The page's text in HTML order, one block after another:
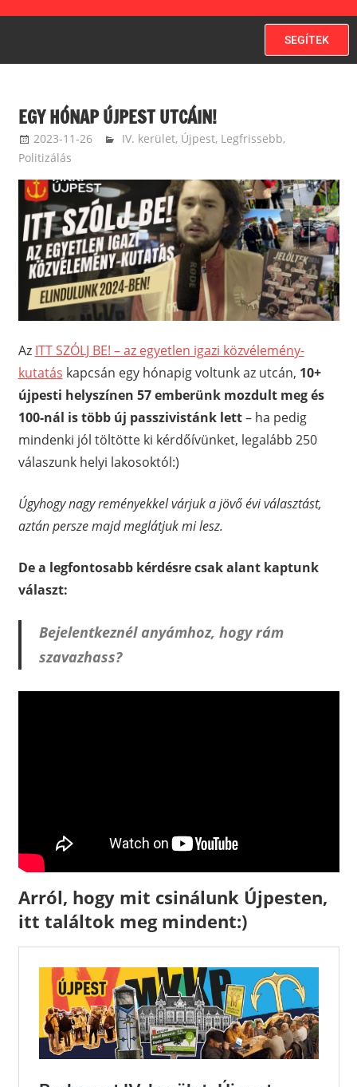
SEGÍTEK
EGY HÓNAP ÚJPEST UTCÁIN!
2023-11-26 ketfarkukutya
IV. kerület, Újpest, Legfrissebb,
Politizálás
Az ITT SZÓLJ BE! – az egyetlen igazi közvélemény-
kutatás kapcsán egy hónapig voltunk az utcán, 10+
újpesti helyszínen 57 emberünk mozdult meg és
100-nál is több új passzivistánk lett– ha pedig
mindenki jól töltötte ki kérdőívünket, legalább 250
válaszunk helyi lakosoktól:)
Úgyhogy nagy reményekkel várjuk a jövő évi választást,
aztán persze majd meglátjuk mi lesz.
De a legfontosabb kérdésre csak alant kaptunk
választ:
Bejelentkeznél anyámhoz, hogy rám
szavazhass?
Arról, hogy mit csinálunk Újpesten,
itt találtok meg mindent:)